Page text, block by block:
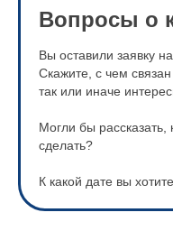
Вопросы о
Вы оставили заявку
Скажите, с чем
так или иначе
Могли бы рассказать,
сделать?
К какой дате вы